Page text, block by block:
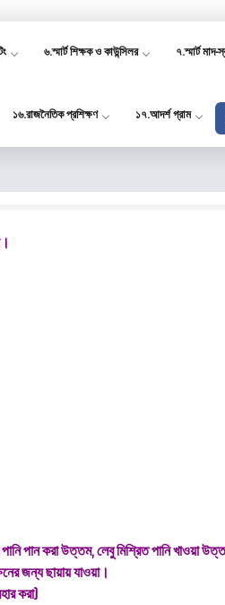
৬.স্মার্ট শিক্ষক ও কাউন্সিলর ৭.স্মার্ট মাদ-
১৬.রাজনৈতিক প্রশিক্ষণ ১৭.আদর্শ গ্রাম
পানি পান করা উত্তম, লেবু মিশ্রিত পানি খাওয়া
জন্য ছায়ায় যাওয়া।
করা)